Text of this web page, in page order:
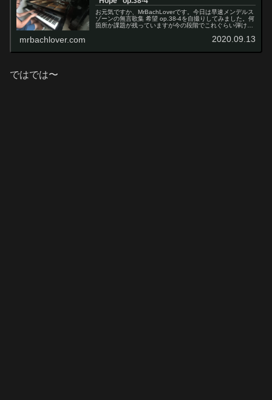
お元気ですか、MrBachLoverです。今日は早速メンデルス
ゾーンの無言歌集 希望 op.38-4を自撮りしてみました。何
箇所か課題が残っていますが今の段階でこれぐらい弾けて
mrbachlover.com 2020.09.13
ではでは〜